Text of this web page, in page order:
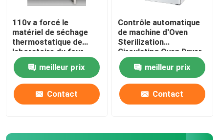
Chambre d'humidité de la température
Chambre climatique
Cabinet de circulation d'air laminaire
110v a forcé le
matériel de séchage
thermostatique de
laboratoire du four
60Hz de dessication
par convection
meilleur prix
Contact
Contrôle automatique
de machine d'Oven
Sterilization
Circulating Oven Dryer
d'air chaud de DHG
meilleur prix
Contact